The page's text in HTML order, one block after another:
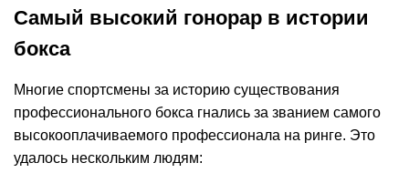
Самый высокий гонорар в истории
бокса
Многие спортсмены за историю существования
профессионального бокса гнались за званием самого
высокооплачиваемого профессионала на ринге. Это
удалось нескольким людям: